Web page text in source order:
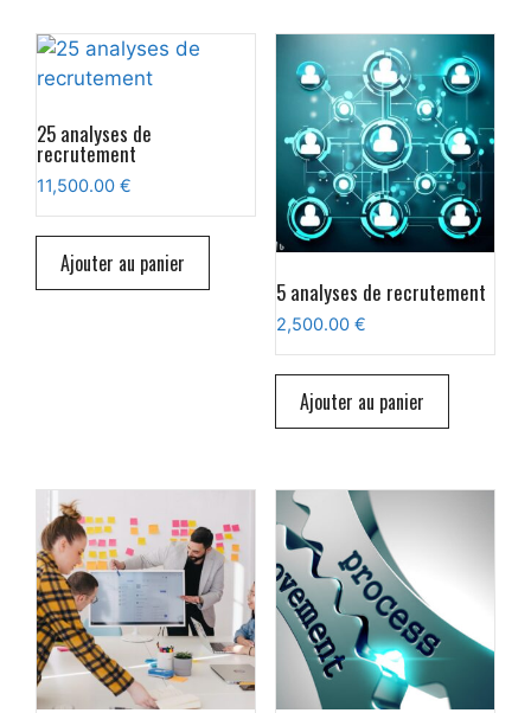
25 analyses de
recrutement
11,500.00 €
Ajouter au panier
5 analyses de recrutement
2,500.00 €
Ajouter au panier